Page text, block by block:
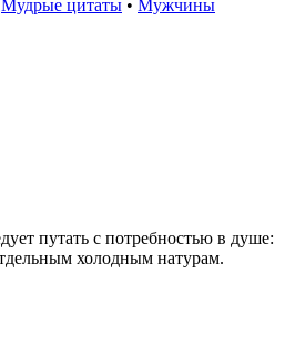
Мудрые цитаты • Мужчины
путать с потребностью в душе:
холодным натурам.